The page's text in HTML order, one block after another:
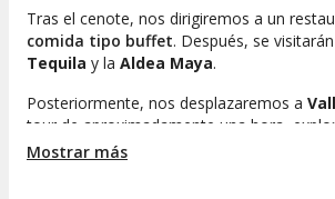
Tras el cenote, nos dirigiremos a un
comida tipo buffet. Después, se
Tequila y la Aldea Maya.
Posteriormente, nos desplazaremos a
tour de aproximadamente una hora,
monumentos, como la
Mostrar más